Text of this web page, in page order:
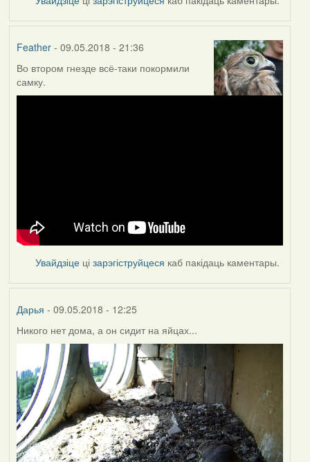
Feather- 09.05.2018 - 21:36
Во втором гнезде всё-таки покормили
самку.
Увайдзіце цізарэгіструйцеся каб пакідаць каментары.
Дарья - 09.05.2018 - 12:25
Никого нет дома, а он сидит на яйцах...